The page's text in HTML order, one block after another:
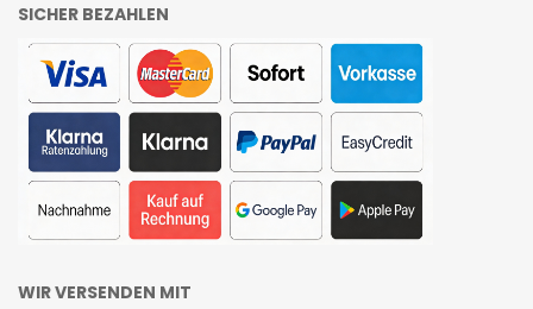
SICHER BEZAHLEN
WIR VERSENDEN MIT